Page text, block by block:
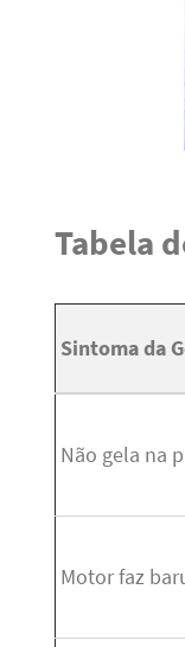
Tabela
Sintoma da
Não gela na
Motor faz